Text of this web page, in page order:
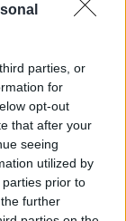
parties, or
for
opt-out
that after your
seeing
utilized by
prior to
further